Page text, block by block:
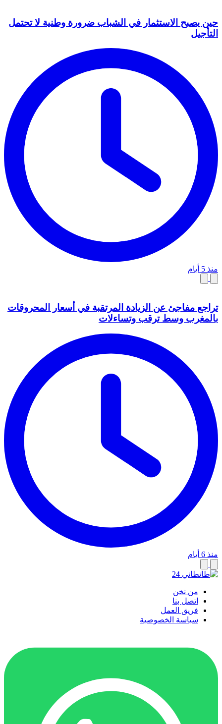
حين يصبح الاستثمار في الشباب ضرورة وطنية لا تحتمل
التأجيل
منذ 5 أيام
تراجع مفاجئ عن الزيادة المرتقبة في أسعار المحروقات
بالمغرب وسط ترقب وتساءلات
منذ 6 أيام
من نخن
اتصل بنا
فريق العمل
سياسة الخصوصية